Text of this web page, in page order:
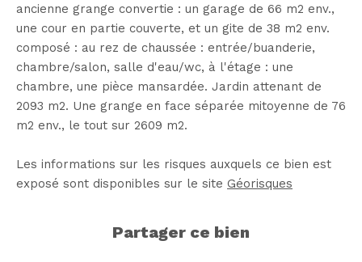
ancienne grange convertie : un garage de 66 m2 env.,
une cour en partie couverte, et un gite de 38 m2 env.
composé : au rez de chaussée : entrée/buanderie,
chambre/salon, salle d'eau/wc, à l'étage : une
chambre, une pièce mansardée. Jardin attenant de
2093 m2. Une grange en face séparée mitoyenne de 76
m2 env., le tout sur 2609 m2.
Les informations sur les risques auxquels ce bien est
exposé sont disponibles sur le site Géorisques
partager ce bien